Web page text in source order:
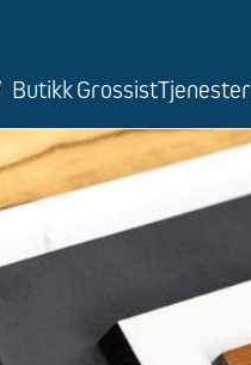
ButikkGrossistTjenester